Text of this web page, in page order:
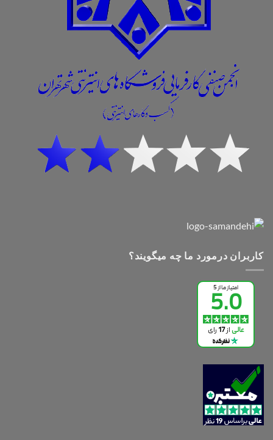
کاربران درمورد ما چه میگویند؟